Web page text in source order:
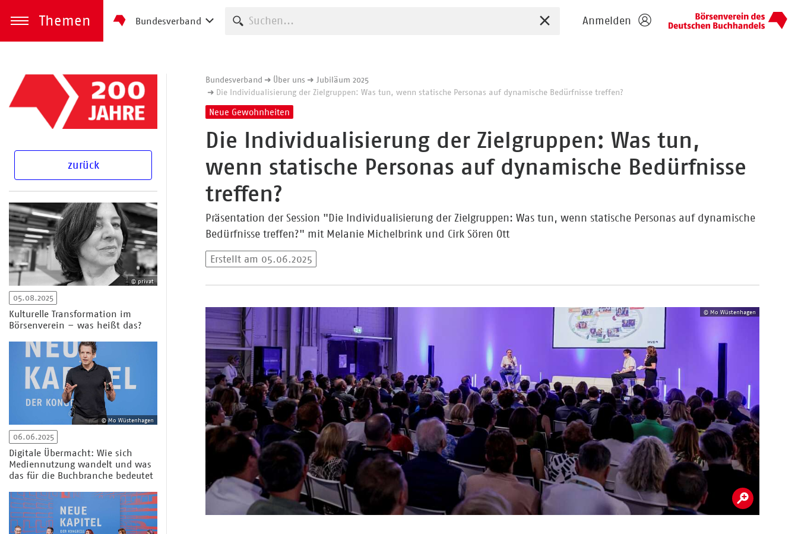
zum Inhalt springen
Themen
Menü öffnen
Bundesverband Suche starten Sucheingabe zurücksetzen
Anmelden
Bundesverband Über uns
Jubiläum 2025
Die Individualisierung der Zielgruppen: Was tun, wenn statische Personas auf dynamische Bedürfnisse treffen?
Neue Gewohnheiten
Die Individualisierung der Zielgruppen: Was tun,
wenn statische Personas auf dynamische Bedürfnisse
treffen?
Präsentation der Session "Die Individualisierung der Zielgruppen: Was tun, wenn statische Personas auf dynamische
Bedürfnisse treffen?" mit Melanie Michelbrink und Cirk Sören Ott
Erstellt am 05.06.2025
© Mo Wüstenhagen
zurück
© privat
05.08.2025
Kulturelle Transformation im
Börsenverein – was heißt das?
© Mo Wüstenhagen
06.06.2025
Digitale Übermacht: Wie sich
Mediennutzung wandelt und was
das für die Buchbranche bedeutet